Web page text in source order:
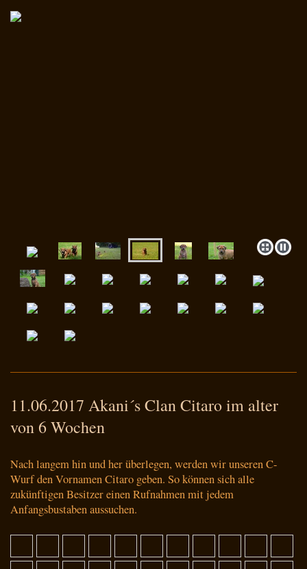
11.06.2017 Akani´s Clan Citaro im alter
von 6 Wochen
Nach langem hin und her überlegen, werden wir unseren C-
Wurf den Vornamen Citaro geben. So können sich alle
zukünftigen Besitzer einen Rufnahmen mit jedem
Anfangsbustaben aussuchen.